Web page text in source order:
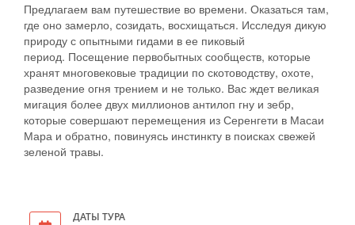
Предлагаем вам путешествие во времени. Оказаться там,
где оно замерло, созидать, восхищаться. Исследуя дикую
природу с опытными гидами в ее пиковый
период. Посещение первобытных сообществ, которые
хранят многовековые традиции по скотоводству, охоте,
разведение огня трением и не только. Вас ждет великая
мигация более двух миллионов антилоп гну и зебр,
которые совершают перемещения из Серенгети в Масаи
Мара и обратно, повинуясь инстинкту в поисках свежей
зеленой травы.
ДАТЫ ТУРА